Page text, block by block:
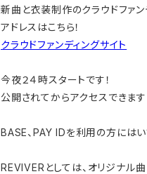
新曲と衣装制作のクラウドファン
アドレスはこちら！
クラウドファンディングサイト
今夜２４時スタートです！
公開されてからアクセスできます
BASE、PAY IDを利用の方にはい
REVIVERとしては、オリジナル